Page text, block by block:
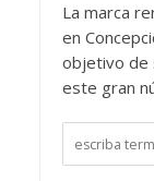
La marca
en
objetivo de
este gran